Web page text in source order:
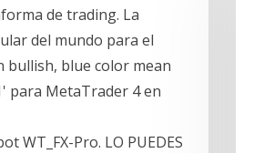
de trading. La
del mundo para el
bullish, blue color mean
para MetaTrader 4 en
WT_FX-Pro. LO PUEDES